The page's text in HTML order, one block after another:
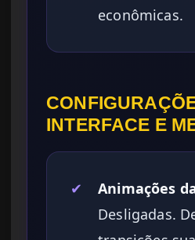
econômicas.
INTERFACE E
✔
Animações
Desligadas.